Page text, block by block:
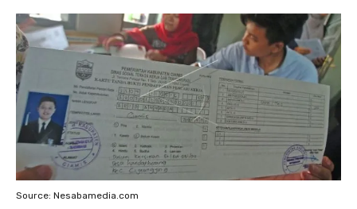
Source: Nesabamedia.com